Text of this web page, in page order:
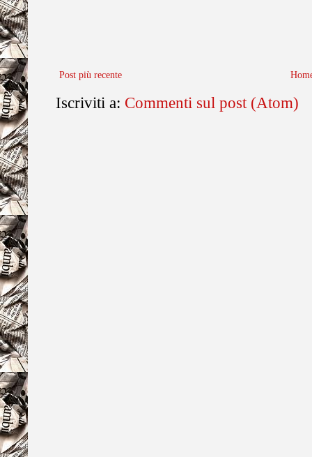
Post più recente
Iscriviti a: Commenti sul post (Atom)